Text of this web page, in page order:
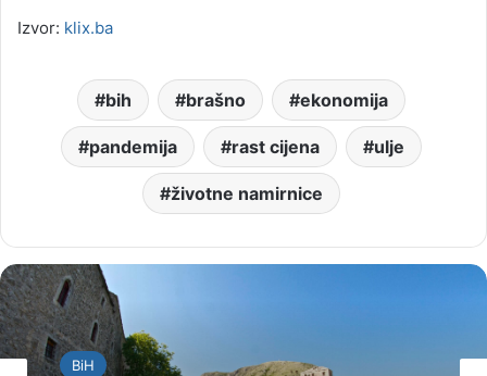
Izvor: klix.ba
bih brašno ekonomija
pandemija rast cijena ulje
životne namirnice
BiH